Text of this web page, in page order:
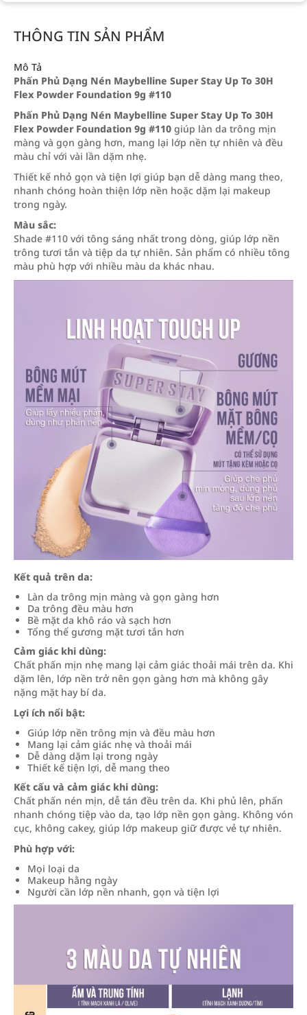
THÔNG TIN SẢN PHẨM
Mô Tả
Phấn Phủ Dạng Nén Maybelline Super Stay Up To 30H
Flex Powder Foundation 9g #110
Phấn Phủ Dạng Nén Maybelline Super Stay Up To 30H
Flex Powder Foundation 9g #110 giúp làn da trông mịn
màng và gọn gàng hơn, mang lại lớp nền tự nhiên và đều
màu chỉ với vài lần dặm nhẹ.
Thiết kế nhỏ gọn và tiện lợi giúp bạn dễ dàng mang theo,
nhanh chóng hoàn thiện lớp nền hoặc dặm lại makeup
trong ngày.
Màu sắc:
Shade #110 với tông sáng nhất trong dòng, giúp lớp nền
trông tươi tắn và tiệp da tự nhiên. Sản phẩm có nhiều tông
màu phù hợp với nhiều màu da khác nhau.
Kết quả trên da:
Làn da trông mịn màng và gọn gàng hơn
Da trông đều màu hơn
Bề mặt da khô ráo và sạch hơn
Tổng thể gương mặt tươi tắn hơn
Cảm giác khi dùng:
Chất phấn mịn nhẹ mang lại cảm giác thoải mái trên da. Khi
dặm lên, lớp nền trở nên gọn gàng hơn mà không gây
nặng mặt hay bí da.
Lợi ích nổi bật:
Giúp lớp nền trông mịn và đều màu hơn
Mang lại cảm giác nhẹ và thoải mái
Dễ dàng dặm lại trong ngày
Thiết kế tiện lợi, dễ mang theo
Kết cấu và cảm giác khi dùng:
Chất phấn nén mịn, dễ tán đều trên da. Khi phủ lên, phấn
nhanh chóng tiệp vào da, tạo lớp nền gọn gàng. Không vón
cục, không cakey, giúp lớp makeup giữ được vẻ tự nhiên.
Phù hợp với:
Mọi loại da
Makeup hằng ngày
Người cần lớp nền nhanh, gọn và tiện lợi